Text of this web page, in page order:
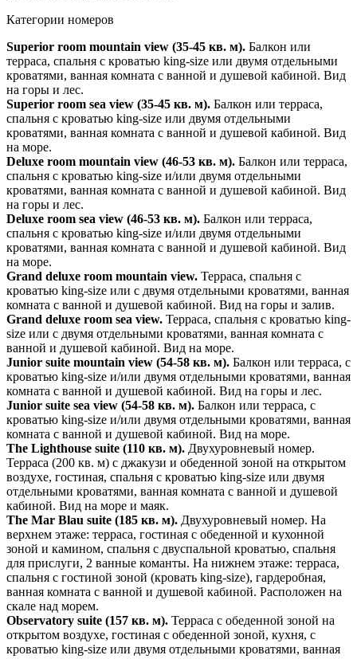
Категории номеров
Superior room mountain view (35-45 кв. м). Балкон или
терраса, спальня с кроватью king-size или двумя отдельными
кроватями, ванная комната с ванной и душевой кабиной. Вид
на горы и лес.
Superior room sea view (35-45 кв. м). Балкон или терраса,
спальня с кроватью king-size или двумя отдельными
кроватями, ванная комната с ванной и душевой кабиной. Вид
на море.
Deluxe room mountain view (46-53 кв. м). Балкон или терраса,
спальня с кроватью king-size и/или двумя отдельными
кроватями, ванная комната с ванной и душевой кабиной. Вид
на горы и лес.
Deluxe room sea view (46-53 кв. м). Балкон или терраса,
спальня с кроватью king-size и/или двумя отдельными
кроватями, ванная комната с ванной и душевой кабиной. Вид
на море.
Grand deluxe room mountain view. Терраса, спальня с
кроватью king-size или с двумя отдельными кроватями, ванная
комната с ванной и душевой кабиной. Вид на горы и залив.
Grand deluxe room sea view. Терраса, спальня с кроватью king-
size или с двумя отдельными кроватями, ванная комната с
ванной и душевой кабиной. Вид на море.
Junior suite mountain view (54-58 кв. м). Балкон или терраса, с
кроватью king-size и/или двумя отдельными кроватями, ванная
комната с ванной и душевой кабиной. Вид на горы и лес.
Junior suite sea view (54-58 кв. м). Балкон или терраса, с
кроватью king-size и/или двумя отдельными кроватями, ванная
комната с ванной и душевой кабиной. Вид на море.
The Lighthouse suite (110 кв. м). Двухуровневый номер.
Терраса (200 кв. м) с джакузи и обеденной зоной на открытом
воздухе, гостиная, спальня с кроватью king-size или двумя
отдельными кроватями, ванная комната с ванной и душевой
кабиной. Вид на море и маяк.
The Mar Blau suite (185 кв. м). Двухуровневый номер. На
верхнем этаже: терраса, гостиная с обеденной и кухонной
зоной и камином, спальня с двуспальной кроватью, спальня
для прислуги, 2 ванные команты. На нижнем этаже: терраса,
спальня с гостиной зоной (кровать king-size), гардеробная,
ванная комната с ванной и душевой кабиной. Расположен на
скале над морем.
Observatory suite (157 кв. м). Терраса с обеденной зоной на
открытом воздухе, гостиная с обеденной зоной, кухня, с
кроватью king-size или двумя отдельными кроватями, ванная